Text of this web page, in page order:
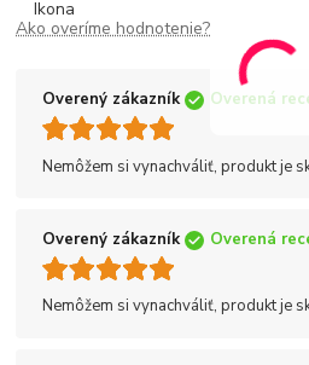
Ako overíme hodnotenie?
Overený zákazník Overená
Nemôžem si vynachváliť, produkt je
Overený zákazník Overená
Nemôžem si vynachváliť, produkt je